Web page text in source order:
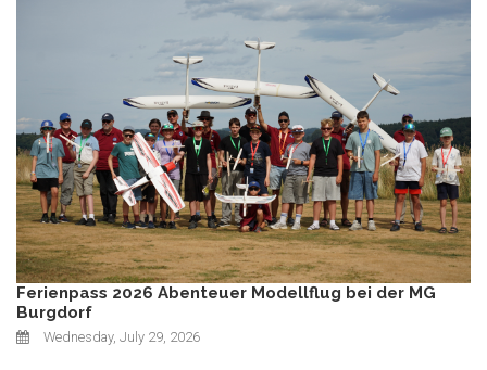
Ferienpass 2026 Abenteuer Modellflug bei der MG
Burgdorf
Wednesday, July 29, 2026